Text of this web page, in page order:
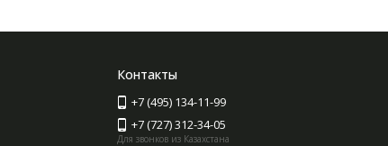
Контакты
+7 (495) 134-11-99
+7 (727) 312-34-05
Для звонков из Казахстана